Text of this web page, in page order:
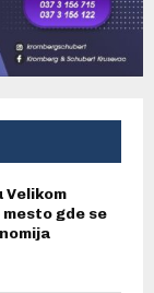
Velikom
gde se